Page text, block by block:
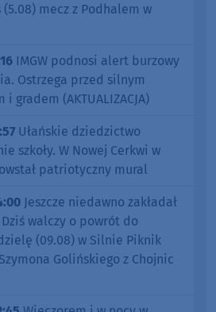
(5.08) mecz z Podhalem w
IMGW podnosi alert burzowy
Ostrzega przed silnym
gradem (AKTUALIZACJA)
Ułańskie dziedzictwo
szkoły. W Nowej Cerkwi w
patriotyczny mural
Jeszcze niedawno zakładał
walczy o powrót do
(09.08) w Silnie Piknik
Golińskiego z Chojnic